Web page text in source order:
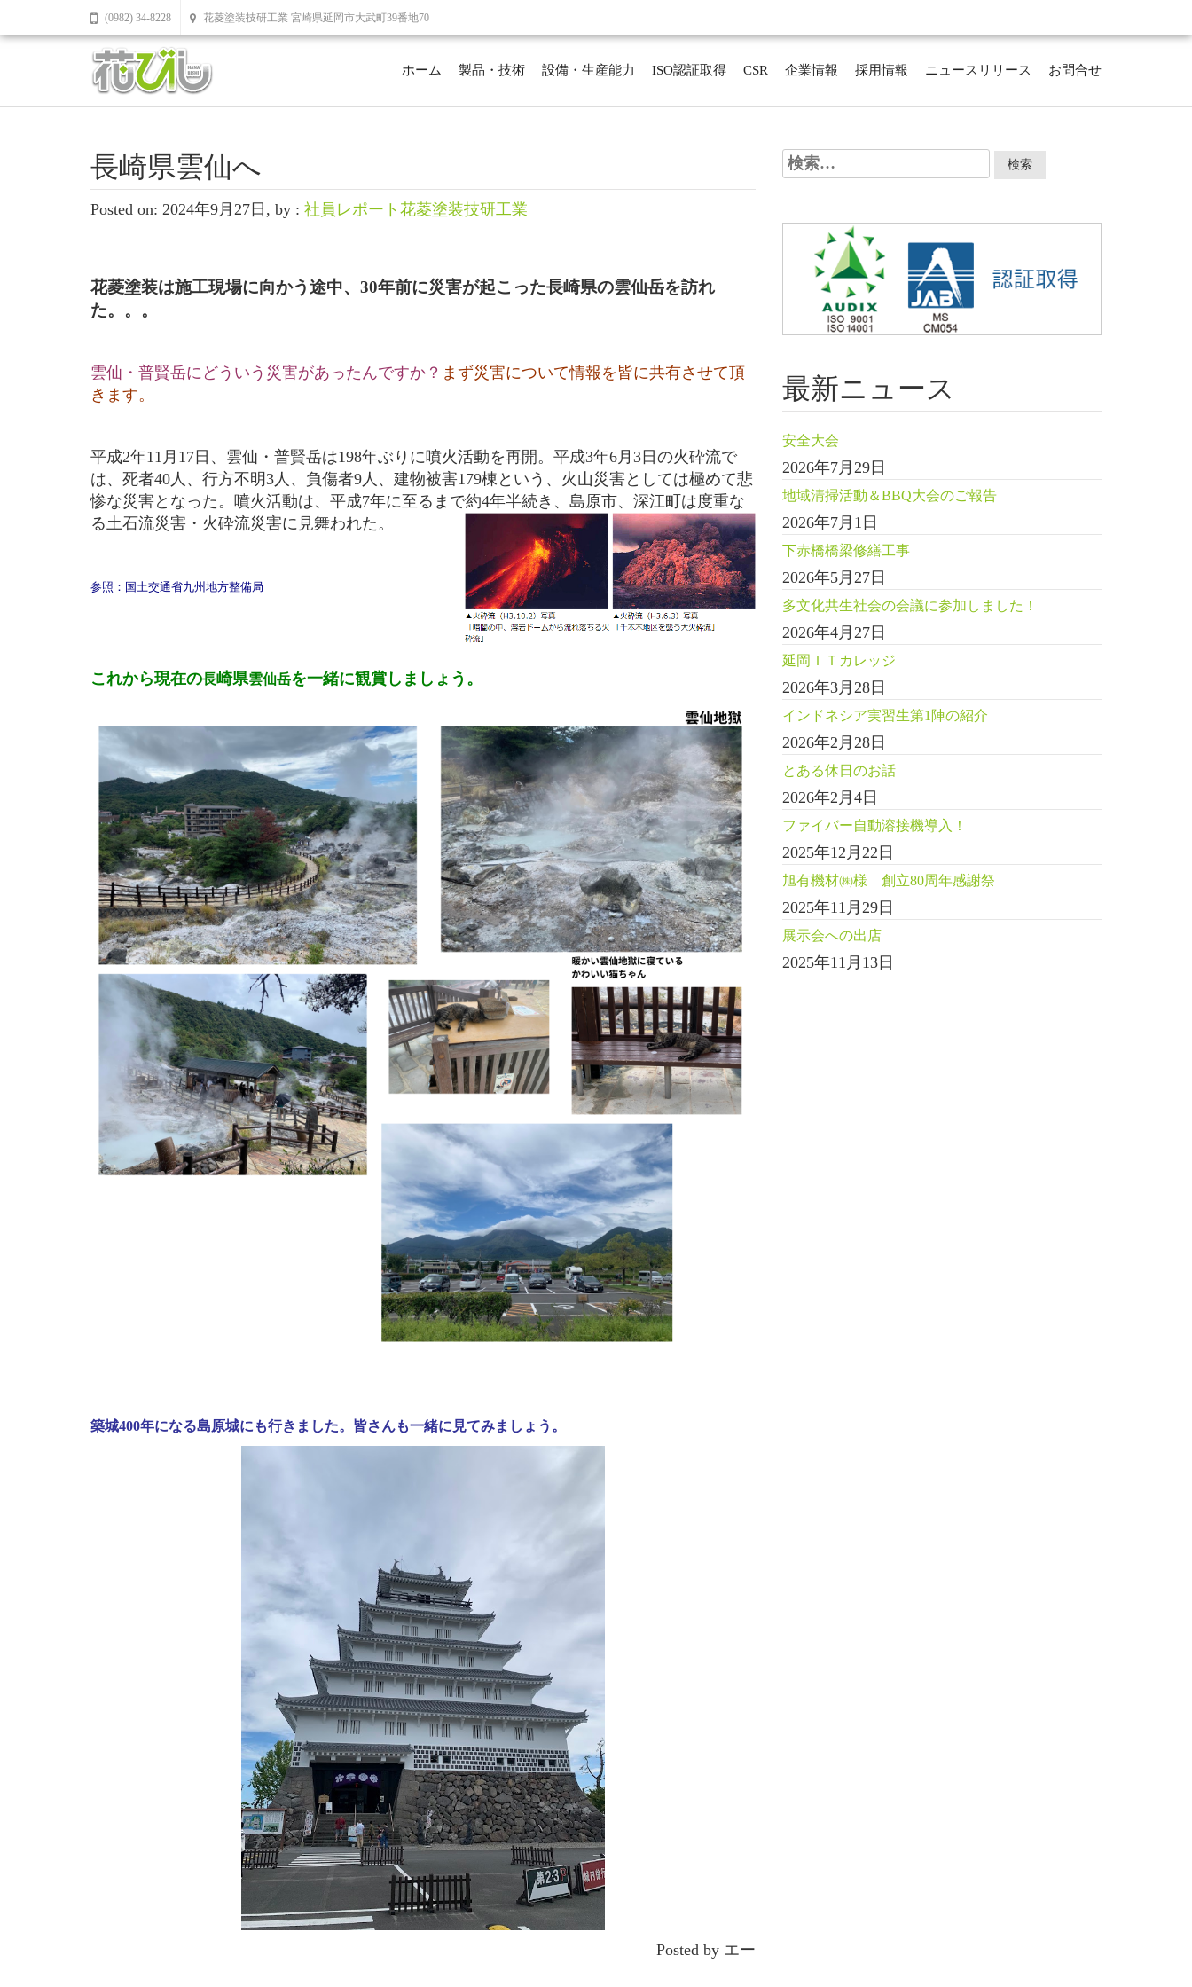
(0982) 34-8228 花菱塗装技研工業 宮崎県延岡市大武町39番地70
ホーム 製品・技術 設備・生産能力 ISO認証取得 CSR 企業情報 採用情報 ニュースリリース お問合せ
長崎県雲仙へ
Posted on: 2024年9月27日, by : 社員レポート花菱塗装技研工業
花菱塗装は施工現場に向かう途中、30年前に災害が起こった長崎県の雲仙岳を訪れ
た。。。
雲仙・普賢岳にどういう災害があったんですか？ まず災害について情報を皆に共有させて頂
きます。
平成2年11月17日、雲仙・普賢岳は198年ぶりに噴火活動を再開。平成3年6月3日の火砕流で
は、死者40人、行方不明3人、負傷者9人、建物被害179棟という、火山災害としては極めて悲
惨な災害となった。噴火活動は、平成7年に至るまで約4年半続き、島 原市、深江町は度重な
る土石流災害・火砕流災害に見舞われた。
参照：国土交通省九州地方整備局
これから現在の長崎県雲仙岳を一緒に観賞しましょう。
築城400年になる島原城にも行きました。皆さんも一緒に見てみましょう。
Posted by エー
検
索:
最新ニュース
安全大会
2026年7月29日
地域清掃活動＆BBQ大会のご報告
2026年7月1日
下赤橋橋梁修繕工事
2026年5月27日
多文化共生社会の会議に参加しました！
2026年4月27日
延岡ＩＴカレッジ
2026年3月28日
インドネシア実習生第1陣の紹介
2026年2月28日
とある休日のお話
2026年2月4日
ファイバー自動溶接機導入！
2025年12月22日
旭有機材㈱様 創立80周年感謝祭
2025年11月29日
展示会への出店
2025年11月13日